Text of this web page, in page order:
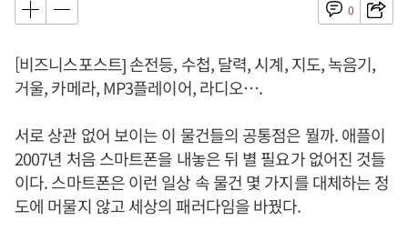
0
[비즈니스포스트] 손전등, 수첩, 달력, 시계, 지도, 녹음기,
거울, 카메라, MP3플레이어, 라디오….
서로 상관 없어 보이는 이 물건들의 공통점은 뭘까. 애플이
2007년 처음 스마트폰을 내놓은 뒤 별 필요가 없어진 것들
이다. 스마트폰은 이런 일상 속 물건 몇 가지를 대체하는 정
도에 머물지 않고 세상의 패러다임을 바꿨다.